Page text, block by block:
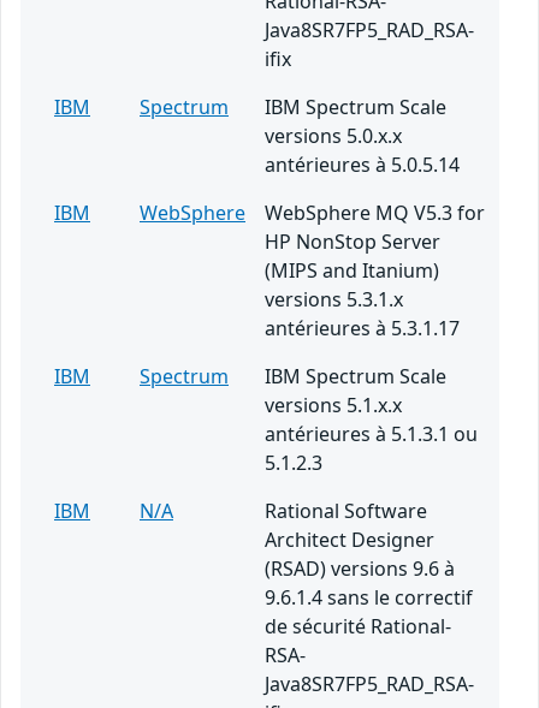
Java8SR7FP5_RAD_RSA-
ifix
IBM
Spectrum
IBM Spectrum Scale
versions 5.0.x.x
antérieures à 5.0.5.14
IBM
WebSphere
WebSphere MQ V5.3 for
HP NonStop Server
(MIPS and Itanium)
versions 5.3.1.x
antérieures à 5.3.1.17
IBM
Spectrum
IBM Spectrum Scale
versions 5.1.x.x
antérieures à 5.1.3.1 ou
5.1.2.3
IBM
N/A
Rational Software
Architect Designer
(RSAD) versions 9.6 à
9.6.1.4 sans le correctif
de sécurité Rational-
RSA-
Java8SR7FP5_RAD_RSA-